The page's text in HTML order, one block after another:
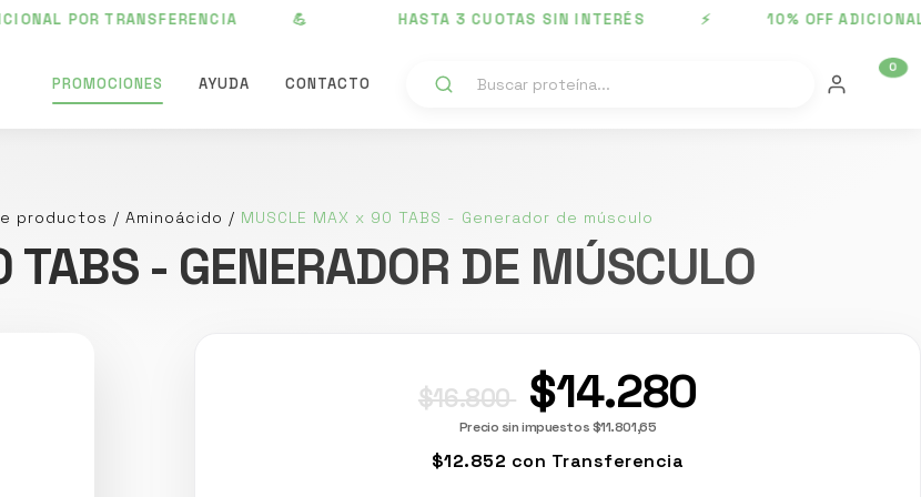
TRANSFERENCIA 💪 HASTA 3 CUOTAS SIN INTERÉS ⚡ 10% OFF ADICIONAL
PROMOCIONES AYUDA CONTACTO
0
productos / Aminoácido / MUSCLE MAX x 90 TABS - Generador de músculo
- GENERADOR DE MÚSCULO
$16.800 $14.280
Precio sin impuestos$11.801,65
$12.852 con Transferencia